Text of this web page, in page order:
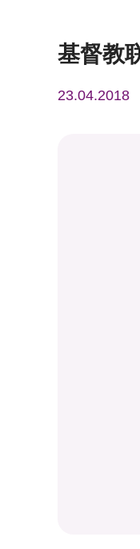
基督教
23.04.2018